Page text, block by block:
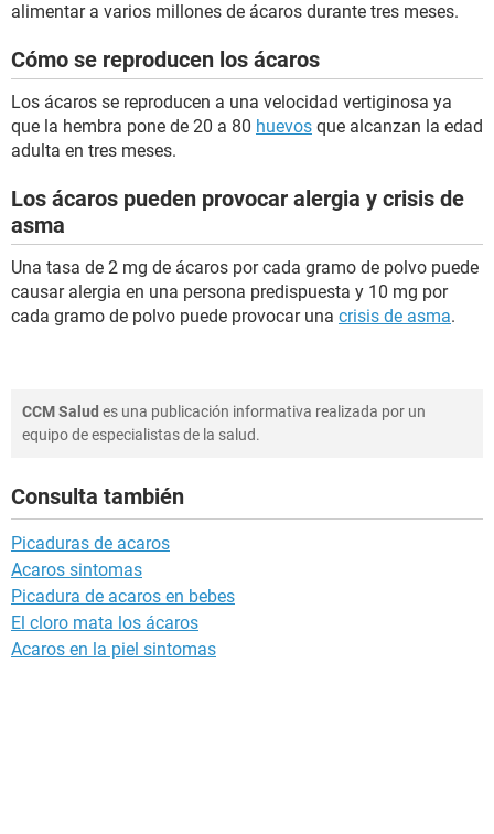
alimentar a varios millones de ácaros durante tres meses.
Cómo se reproducen los ácaros
Los ácaros se reproducen a una velocidad vertiginosa ya
que la hembra pone de 20 a 80 huevos que alcanzan la edad
adulta en tres meses.
Los ácaros pueden provocar alergia y crisis de
asma
Una tasa de 2 mg de ácaros por cada gramo de polvo puede
causar alergia en una persona predispuesta y 10 mg por
cada gramo de polvo puede provocar una crisis de asma.
CCM Salud es una publicación informativa realizada por un
equipo de especialistas de la salud.
Consulta también
Picaduras de acaros
Acaros sintomas
Picadura de acaros en bebes
El cloro mata los ácaros
Acaros en la piel sintomas